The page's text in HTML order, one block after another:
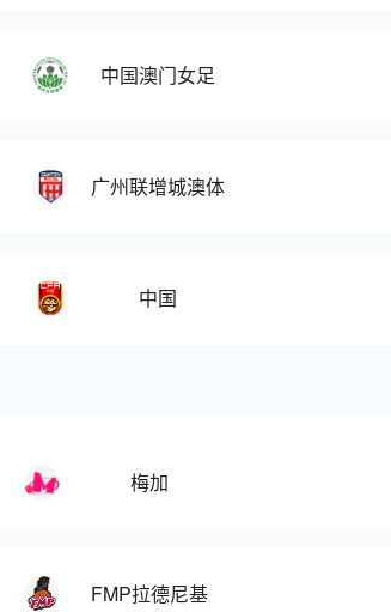
中国澳门女足
广州联增城澳体
中国
梅加
FMP拉德尼基